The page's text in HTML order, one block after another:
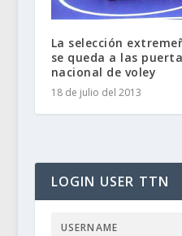
La selección
se queda a las
nacional de voley
18 de julio del 2013
LOGIN USER TTN